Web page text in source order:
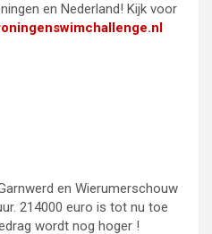
en Nederland! Kijk voor
en Wierumerschouw
214000 euro is tot nu toe
wordt nog hoger !